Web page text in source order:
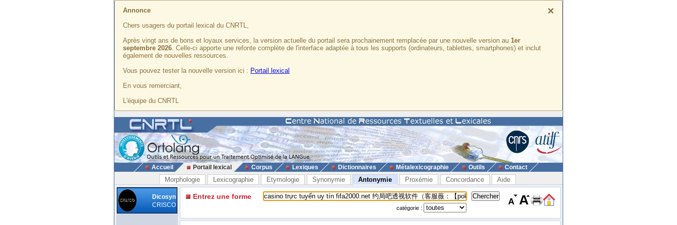
×
Annonce
Chers usagers du portail lexical du CNRTL,
Après vingt ans de bons et loyaux services, la version actuelle du portail sera prochainement remplacée par une nouvelle version au 1er
septembre 2026. Celle-ci apporte une refonte complète de l'interface adaptée à tous les supports (ordinateurs, tablettes, smartphones) et inclut
également de nouvelles ressources.
Vous pouvez tester la nouvelle version ici : Portail lexical
En vous remerciant,
L'équipe du CNRTL
Accueil Portail lexical Corpus Lexiques Dictionnaires Métalexicographie Outils Contact
Morphologie Lexicographie Etymologie Synonymie Antonymie Proxémie Concordance Aide
Dicosyn
CRISCO
Entrez une forme
catégorie :